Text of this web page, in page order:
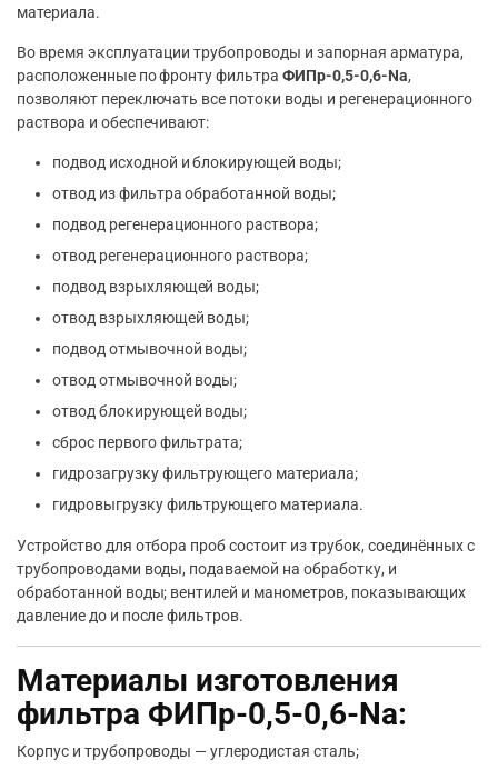
материала.
Во время эксплуатации трубопроводы и запорная арматура,
расположенные по фронту фильтраФИПр-0,5-0,6-Na,
позволяют переключать все потоки воды и регенерационного
раствора и обеспечивают:
подвод исходной и блокирующей воды;
отвод из фильтра обработанной воды;
подвод регенерационного раствора;
отвод регенерационного раствора;
подвод взрыхляющей воды;
отвод взрыхляющей воды;
подвод отмывочной воды;
отвод отмывочной воды;
отвод блокирующей воды;
сброс первого фильтрата;
гидрозагрузку фильтрующего материала;
гидровыгрузку фильтрующего материала.
Устройство для отбора проб состоит из трубок, соединённых с
трубопроводами воды, подаваемой на обработку, и
обработанной воды; вентилей и манометров, показывающих
давление до и после фильтров.
Материалы изготовления
фильтра ФИПр-0,5-0,6-Na:
Корпус и трубопроводы — углеродистая сталь;